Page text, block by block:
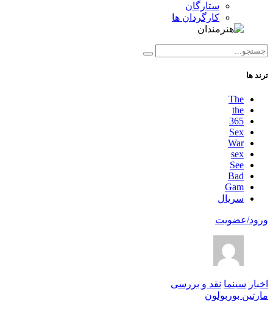
ستارگان
کارگردان ها
ترند ها
The
the
365
Sex
War
sex
See
Bad
Gam
سریال
ورود/عضویت
اخبار سینما نقد و بررسی
مارتین بوربولون